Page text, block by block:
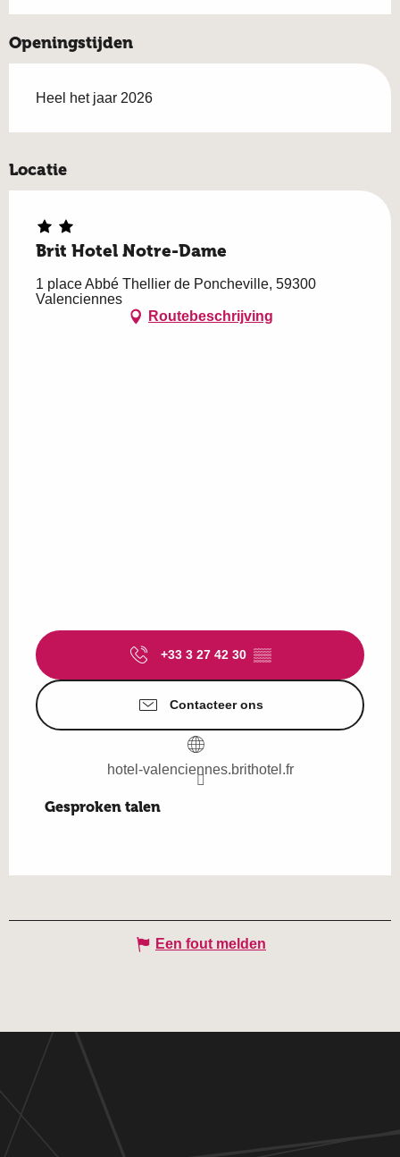
Openingstijden
Heel het jaar 2026
Locatie
Brit Hotel Notre-Dame
1 place Abbé Thellier de Poncheville, 59300
Valenciennes
Routebeschrijving
+33 3 27 42 30 ▒▒
Contacteer ons
hotel-valenciennes.brithotel.fr
Gesproken talen
Gesproken talen
Een fout melden